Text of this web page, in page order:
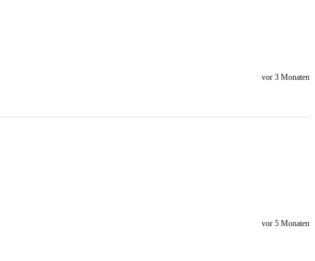
vor 3 Monaten
vor 5 Monaten